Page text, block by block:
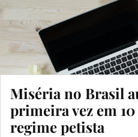
Miséria no Brasil
primeira vez em
regime petista